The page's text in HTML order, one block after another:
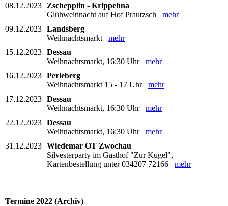
08.12.2023
Zschepplin - Krippehna
Glühweinnacht auf Hof Prautzsch mehr
09.12.2023 Landsberg
Weihnachtsmarkt mehr
15.12.2023 Dessau
Weihnachtsmarkt, 16:30 Uhr mehr
16.12.2023 Perleberg
Weihnachtsmarkt 15 - 17 Uhr mehr
17.12.2023 Dessau
Weihnachtsmarkt, 16:30 Uhr mehr
22.12.2023 Dessau
Weihnachtsmarkt, 16:30 Uhr mehr
31.12.2023 Wiedemar OT Zwochau
Silvesterparty im Gasthof "Zur Kugel",
Kartenbestellung unter 034207 72166 mehr
Termine 2022 (Archiv)